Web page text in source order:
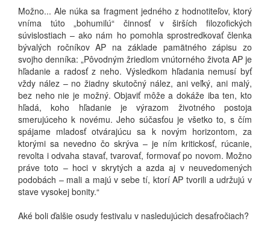
Možno... Ale núka sa fragment jedného z hodnotiteľov, ktorý
vníma túto „bohumilú“ činnosť v širších filozofických
súvislostiach – ako nám ho pomohla sprostredkovať členka
bývalých ročníkov AP na základe pamätného zápisu zo
svojho denníka: „Pôvodným žriedlom vnútorného života AP je
hľadanie a radosť z neho. Výsledkom hľadania nemusí byť
vždy nález – no žiadny skutočný nález, ani veľký, ani malý,
bez neho nie je možný. Objaviť môže a dokáže iba ten, kto
hľadá, koho hľadanie je výrazom životného postoja
smerujúceho k novému. Jeho súčasťou je všetko to, s čím
spájame mladosť otvárajúcu sa k novým horizontom, za
ktorými sa nevedno čo skrýva – je ním kritickosť, rúcanie,
revolta i odvaha stavať, tvarovať, formovať po novom. Možno
práve toto – hoci v skrytých a azda aj v neuvedomených
podobách – mali a majú v sebe tí, ktorí AP tvorili a udržujú v
stave vysokej bonity.“
Aké boli ďalšie osudy festivalu v nasledujúcich desaťročiach?